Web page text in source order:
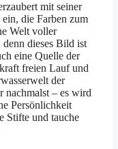
mit seiner
die Farben zum
Welt voller
dieses Bild ist
eine Quelle der
freien Lauf und
der
nachmalst – es wird
Persönlichkeit
Stifte und tauche